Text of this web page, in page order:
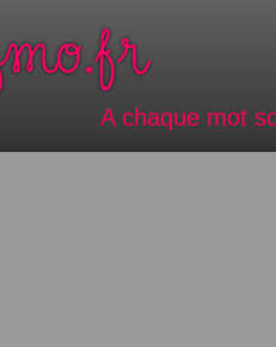
A chaque mot